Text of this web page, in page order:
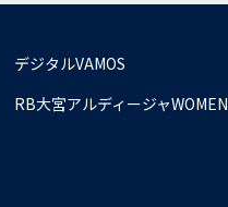
デジタルVAMOS
RB大宮アルディージャWOMEN